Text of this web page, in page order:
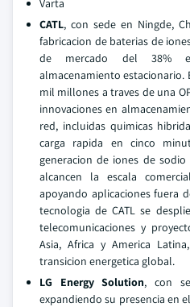
Varta
CATL, con sede en Ningde,
fabricacion de baterias de
de mercado del 38%
almacenamiento estacionario.
mil millones a traves de una
innovaciones en
red, incluidas quimicas
carga rapida en cinco
generacion de iones de
alcancen la escala
apoyando aplicaciones fuera
tecnologia de CATL se
telecomunicaciones y
Asia, Africa y America
transicion energetica global.
LG Energy Solution, con
expandiendo su presencia en